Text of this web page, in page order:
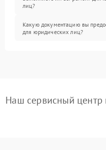
лиц?
Какую документацию вы
для юридических лиц?
Наш сервисный